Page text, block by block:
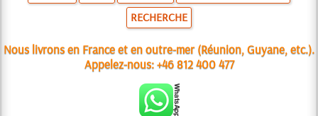
RECHERCHE
Nous livrons en France et en outre-mer (Réunion, Guyane, etc.).
Appelez-nous:+46 812 400 477